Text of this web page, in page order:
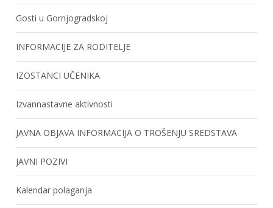
Gosti u Gornjogradskoj
INFORMACIJE ZA RODITELJE
IZOSTANCI UČENIKA
Izvannastavne aktivnosti
JAVNA OBJAVA INFORMACIJA O TROŠENJU SREDSTAVA
JAVNI POZIVI
Kalendar polaganja